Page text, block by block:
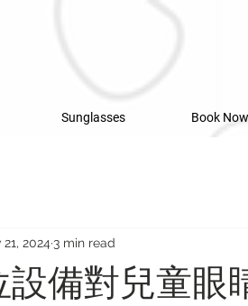
Sunglasses Book Now
備對兒童眼
21, 2024 3 min read